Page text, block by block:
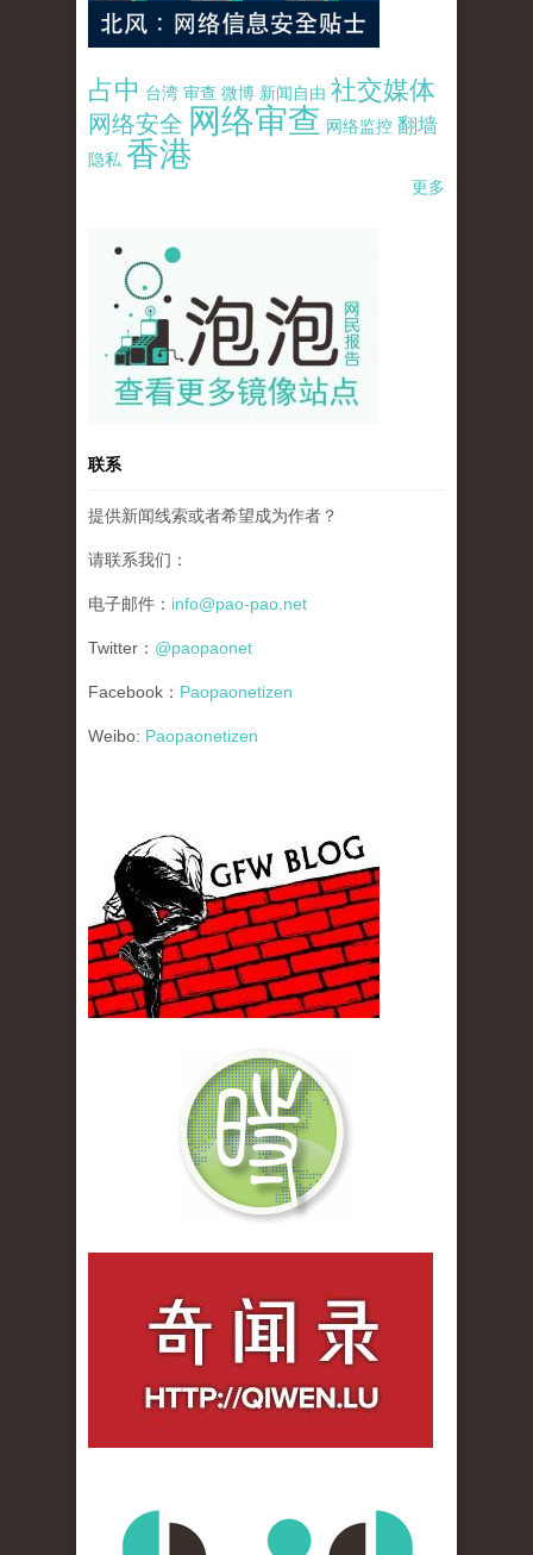
占中 台湾 审查 微博 新闻自由 社交媒体
网络安全 网络审查 网络监控 翻墙
隐私 香港
更多
pao-pao-banner-mirror-site-120814.jpg
联系
提供新闻线索或者希望成为作者？
请联系我们：
电子邮件： info@pao-pao.net
Twitter： @paopaonet
Facebook： Paopaonetizen
Weibo: Paopaonetizen
gfw_blog_small.jpg